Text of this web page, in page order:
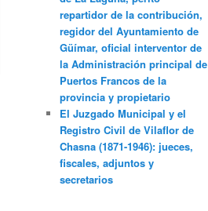
repartidor de la contribución,
regidor del Ayuntamiento de
Güímar, oficial interventor de
la Administración principal de
Puertos Francos de la
provincia y propietario
El Juzgado Municipal y el
Registro Civil de Vilaflor de
Chasna (1871-1946): jueces,
fiscales, adjuntos y
secretarios